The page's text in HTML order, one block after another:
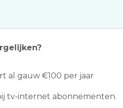
al gauw €100 per jaar
tv-internet abonnementen.